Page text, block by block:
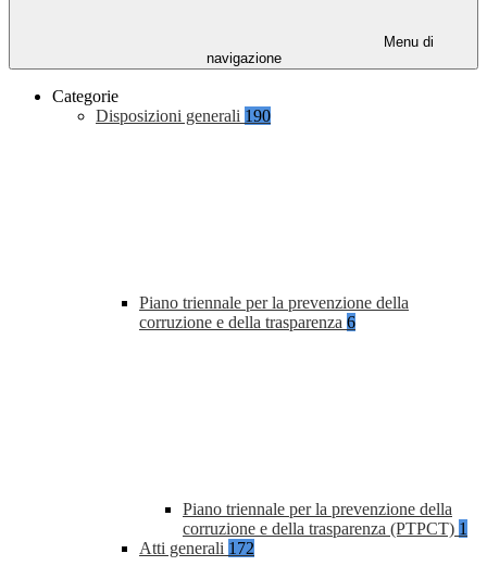
Menu di
navigazione
Categorie
Disposizioni generali 190
Piano triennale per la prevenzione della
corruzione e della trasparenza 6
Piano triennale per la prevenzione della
corruzione e della trasparenza (PTPCT) 1
Atti generali 172